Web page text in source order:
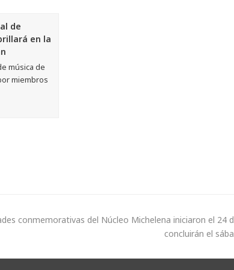
de
en la
música de
miembros
conmemorativas del Núcleo Michelena iniciaron el 24
concluirán el